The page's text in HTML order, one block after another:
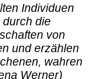
Individuen
die
von
und erzählen
wahren
Werner)